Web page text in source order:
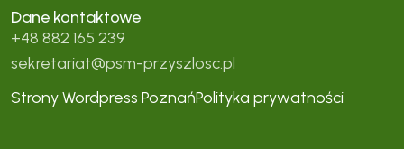
Dane kontaktowe
+48 882 165 239
sekretariat@psm-przyszlosc.pl
Strony Wordpress PoznańPolityka prywatności